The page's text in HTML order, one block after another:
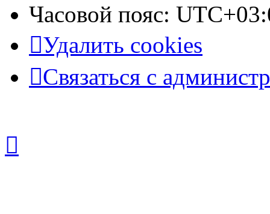
Часовой пояс:
Удалить cookies
Связаться с